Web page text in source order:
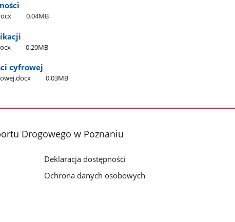
0.04MB
0.20MB
cyfrowej
0.03MB
Drogowego w Poznaniu
Deklaracja dostępności
Ochrona danych osobowych